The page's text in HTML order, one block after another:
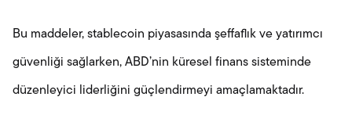
Bu maddeler, stablecoin piyasasında şeffaflık ve yatırımcı
güvenliği sağlarken, ABD’nin küresel finans sisteminde
düzenleyici liderliğini güçlendirmeyi amaçlamaktadır.